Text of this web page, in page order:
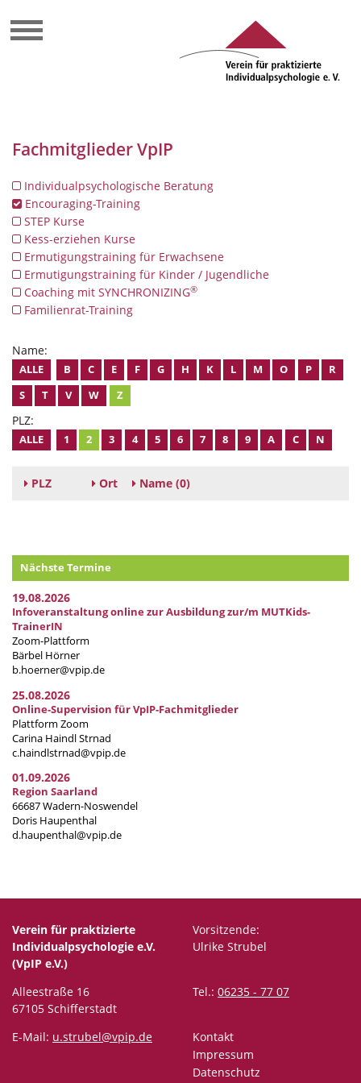
Fachmitglieder VpIP
Individualpsychologische Beratung
Encouraging-Training
STEP Kurse
Kess-erziehen Kurse
Ermutigungstraining für Erwachsene
Ermutigungstraining für Kinder / Jugendliche
Coaching mit SYNCHRONIZING®
Familienrat-Training
Name:
ALLE B C E F G H K L M O P
R
S
T V W Z
PLZ:
ALLE 1 2 3 4 5 6 7 8 9 A C N
PLZ Ort Name (0)
Nächste Termine
19.08.2026
Infoveranstaltung online zur Ausbildung zur/m MUTKids-
TrainerIN
Zoom-Plattform
Bärbel Hörner
b.hoerner@vpip.de
25.08.2026
Online-Supervision für VpIP-Fachmitglieder
Plattform Zoom
Carina Haindl Strnad
c.haindlstrnad@vpip.de
01.09.2026
Region Saarland
66687 Wadern-Noswendel
Doris Haupenthal
d.haupenthal@vpip.de
Verein für praktizierte
Individualpsychologie e.V.
(VpIP e.V.)
Vorsitzende:
Ulrike Strubel
Alleestraße 16
67105 Schifferstadt
Tel.: 06235 - 77 07
E-Mail: u.strubel@vpip.de
Kontakt
Impressum
Datenschutz